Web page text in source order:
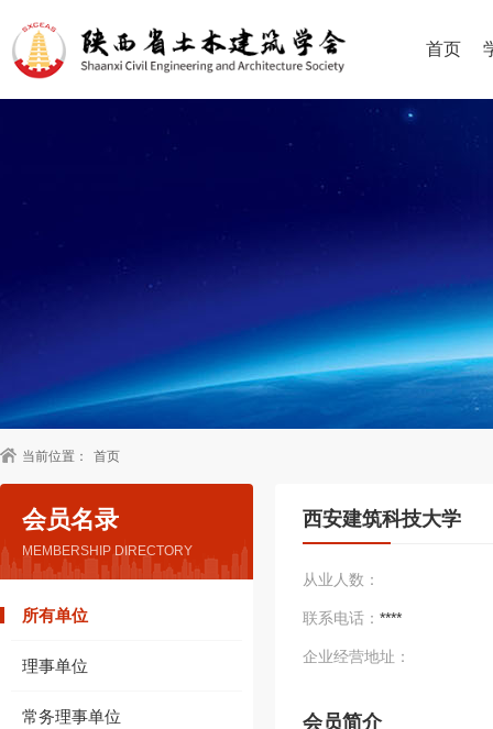
首页
当前位置： 首页
会员名录
MEMBERSHIP DIRECTORY
所有单位
理事单位
常务理事单位
西安建筑科技大学
从业人数：
联系电话： ****
企业经营地址：
会员简介